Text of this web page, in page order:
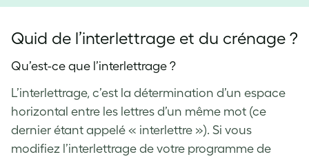
Quid de l’interlettrage et du crénage ?
Qu’est-ce que l’interlettrage ?
L’interlettrage, c’est la détermination d’un espace
horizontal entre les lettres d’un même mot (ce
dernier étant appelé « interlettre »). Si vous
modifiez l’interlettrage de votre programme de